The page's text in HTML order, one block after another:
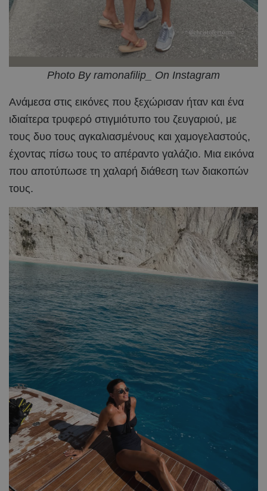
Photo By ramonafilip_ On Instagram
Ανάμεσα στις εικόνες που ξεχώρισαν ήταν και ένα
ιδιαίτερα τρυφερό στιγμιότυπο του ζευγαριού, με
τους δυο τους αγκαλιασμένους και χαμογελαστούς,
έχοντας πίσω τους το απέραντο γαλάζιο. Μια εικόνα
που αποτύπωσε τη χαλαρή διάθεση των διακοπών
τους.